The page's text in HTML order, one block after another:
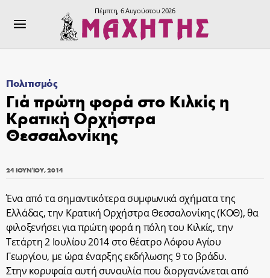
Πέμπτη, 6 Αυγούστου 2026
Πολιτισμός
Γιά πρώτη φορά στο Κιλκίς η
Κρατική Ορχήστρα
Θεσσαλονίκης
24 ΙΟΥΝΊΟΥ, 2014
Ένα από τα σημαντικότερα συμφωνικά σχήματα της
Ελλάδας, την Κρατική Ορχήστρα Θεσσαλονίκης (ΚΟΘ), θα
φιλοξενήσει για πρώτη φορά η πόλη του Κιλκίς, την
Τετάρτη 2 Ιουλίου 2014 στο θέατρο Λόφου Αγίου
Γεωργίου, με ώρα έναρξης εκδήλωσης 9 το βράδυ.
Στην κορυφαία αυτή συναυλία που διοργανώνεται από